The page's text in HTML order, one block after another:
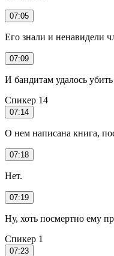
07:05
Его знали и ненавидели
07:09
И бандитам удалось
Спикер 14
07:14
О нем написана книга,
07:18
Нет.
07:19
Ну, хоть посмертно ему
Спикер 1
07:23